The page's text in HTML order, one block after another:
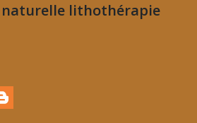
naturelle lithothérapie